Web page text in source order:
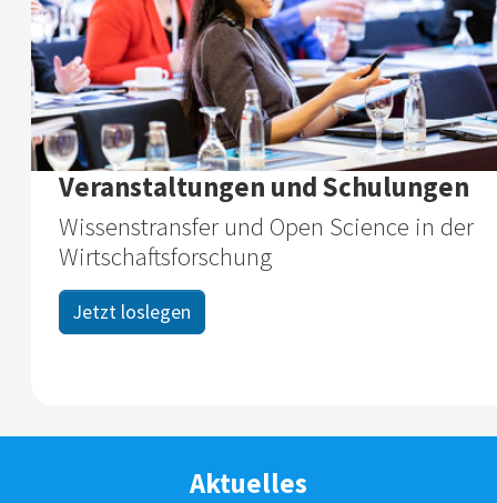
Veranstaltungen und Schulungen
Wissenstransfer und Open Science in der
Wirtschaftsforschung
Jetzt loslegen
Aktuelles